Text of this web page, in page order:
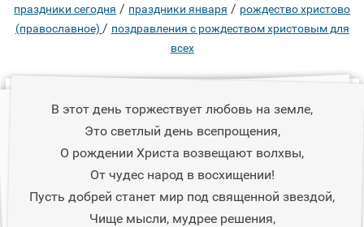
праздники сегодня / праздники января / рождество христово
(православное) / поздравления с рождеством христовым для
всех
В этот день торжествует любовь на земле,
Это светлый день всепрощения,
О рождении Христа возвещают волхвы,
От чудес народ в восхищении!
Пусть добрей станет мир под священной звездой,
Чище мысли, мудрее решения,